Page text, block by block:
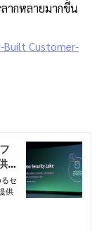
ากหลายมากขึ้น
Built Customer-